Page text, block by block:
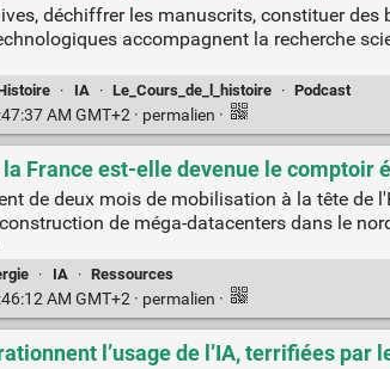
déchiffrer les manuscrits, constituer
accompagnent la recherche
· IA · Le_Cours_de_l_histoire · Podcast
AM GMT+2 · permalien ·
France est-elle devenue le
de deux mois de mobilisation à la tête de
de méga-datacenters dans le
· IA · Ressources
AM GMT+2 · permalien ·
l’usage de l’IA, terrifiées par